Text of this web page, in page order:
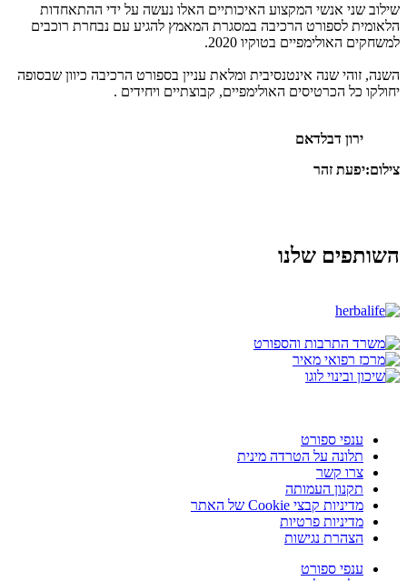
שילוב שני אנשי המקצוע האיכותיים האלו נעשה על ידי ההתאחדות
הלאומית לספורט הרכיבה במסגרת המאמץ להגיע עם נבחרת רוכבים
למשחקים האולימפיים בטוקיו 2020.
השנה, זוהי שנה אינטנסיבית ומלאת עניין בספורט הרכיבה כיוון שבסופה
יחולקו כל הכרטיסים האולימפיים, קבוצתיים ויחידים .
ירון דבלדאם
צילום:יפעת זהר
השותפים שלנו
ענפי ספורט
תלונה על הטרדה מינית
צרו קשר
תקנון העמותה
מדיניות קבצי Cookie של האתר
מדיניות פרטיות
הצהרת נגישות
ענפי ספורט